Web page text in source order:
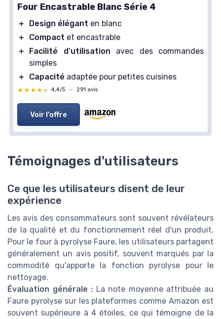
Four Encastrable Blanc Série 4
＋ Design élégant en blanc
＋
Compact et encastrable
＋
Facilité d'utilisation avec des commandes
simples
＋
Capacité adaptée pour petites cuisines
★★★★★
★★★★★ 4,4/5 — 291 avis
Voir l'offre
Témoignages d'utilisateurs
Ce que les utilisateurs disent de leur
expérience
Les avis des consommateurs sont souvent révélateurs
de la qualité et du fonctionnement réel d'un produit.
Pour le four à pyrolyse Faure, les utilisateurs partagent
généralement un avis positif, souvent marqués par la
commodité qu'apporte la fonction pyrolyse pour le
nettoyage.
Évaluation générale : La note moyenne attribuée au
Faure pyrolyse sur les plateformes comme Amazon est
souvent supérieure à 4 étoiles, ce qui témoigne de la